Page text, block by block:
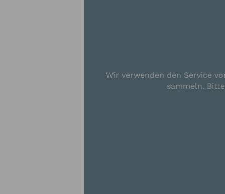
Wir verwenden den Service
sammeln.